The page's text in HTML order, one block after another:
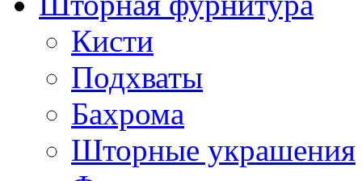
Кисти
Подхваты
Бахрома
Шторные украшения